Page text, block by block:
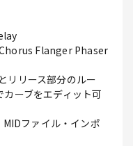
Flanger Phaser
リリース部分のルー
ーブをエディット可
ファイル・インポ